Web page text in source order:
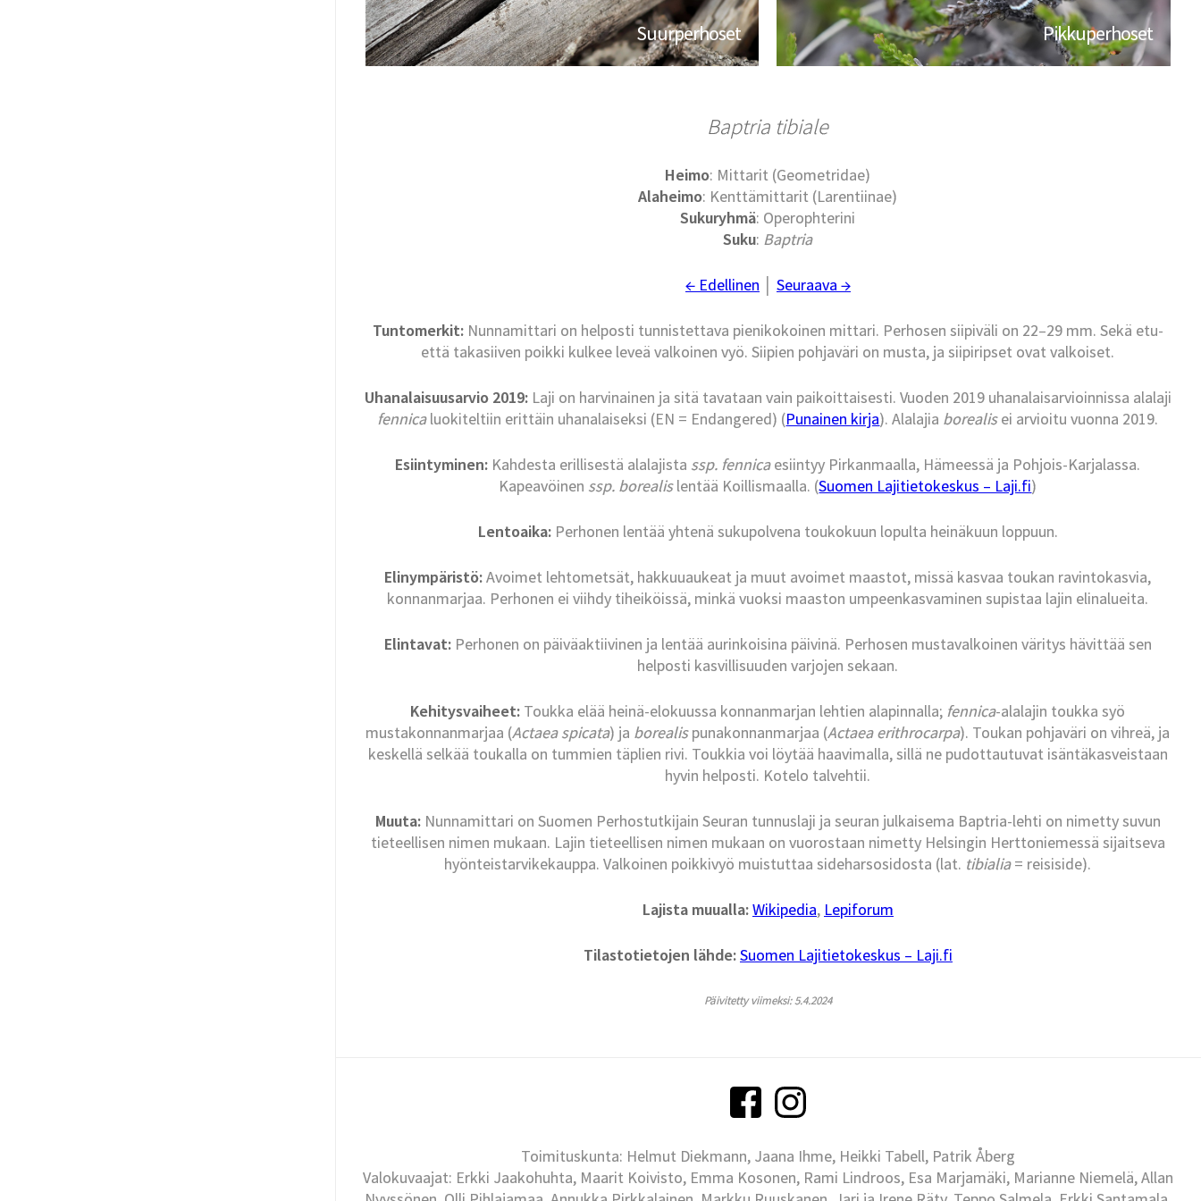
Suurperhoset Pikkuperhoset
Baptria tibiale
Heimo: Mittarit (Geometridae)
Alaheimo: Kenttämittarit (Larentiinae)
Sukuryhmä: Operophterini
Suku: Baptria
← Edellinen Seuraava →
Tuntomerkit:Nunnamittari on helposti tunnistettava pienikokoinen mittari. Perhosen siipiväli on 22–29 mm. Sekä etu-
että takasiiven poikki kulkee leveä valkoinen vyö. Siipien pohjaväri on musta, ja siipiripset ovat valkoiset.
Uhanalaisuusarvio 2019:Laji on harvinainen ja sitä tavataan vain paikoittaisesti. Vuoden 2019 uhanalaisarvioinnissa alalaji
fennicaluokiteltiin erittäin uhanalaiseksi (EN = Endangered) (Punainen kirja). Alalajia borealisei arvioitu vuonna 2019.
Esiintyminen: Kahdesta erillisestä alalajista ssp. fennicaesiintyy Pirkanmaalla, Hämeessä ja Pohjois-Karjalassa.
Kapeavöinen ssp. borealislentää Koillismaalla. (Suomen Lajitietokeskus – Laji.fi)
Lentoaika: Perhonen lentää yhtenä sukupolvena toukokuun lopulta heinäkuun loppuun.
Elinympäristö:Avoimet lehtometsät, hakkuuaukeat ja muut avoimet maastot, missä kasvaa toukan ravintokasvia,
konnanmarjaa. Perhonen ei viihdy tiheiköissä, minkä vuoksi maaston umpeenkasvaminen supistaa lajin elinalueita.
Elintavat:Perhonen on päiväaktiivinen ja lentää aurinkoisina päivinä. Perhosen mustavalkoinen väritys hävittää sen
helposti kasvillisuuden varjojen sekaan.
Kehitysvaiheet: Toukka elää heinä-elokuussa konnanmarjan lehtien alapinnalla; fennica-alalajin toukka syö
mustakonnanmarjaa (Actaea spicata) ja borealispunakonnanmarjaa (Actaea erithrocarpa). Toukan pohjaväri on vihreä, ja
keskellä selkää toukalla on tummien täplien rivi. Toukkia voi löytää haavimalla, sillä ne pudottautuvat isäntäkasveistaan
hyvin helposti. Kotelo talvehtii.
Muuta:Nunnamittari on Suomen Perhostutkijain Seuran tunnuslaji ja seuran julkaisema Baptria-lehti on nimetty suvun
tieteellisen nimen mukaan. Lajin tieteellisen nimen mukaan on vuorostaan nimetty Helsingin Herttoniemessä sijaitseva
hyönteistarvikekauppa. Valkoinen poikkivyö muistuttaa sideharsosidosta (lat. tibialia= reisiside).
Lajista muualla:Wikipedia, Lepiforum
Tilastotietojen lähde:Suomen Lajitietokeskus – Laji.fi
Päivitetty viimeksi: 5.4.2024
Toimituskunta: Helmut Diekmann, Jaana Ihme, Heikki Tabell, Patrik Åberg
Valokuvaajat: Erkki Jaakohuhta, Maarit Koivisto, Emma Kosonen, Rami Lindroos, Esa Marjamäki, Marianne Niemelä, Allan